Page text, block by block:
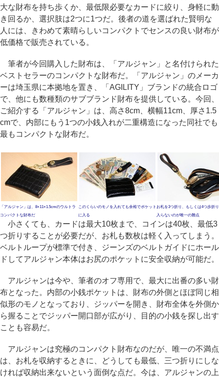
大な財布を持ち歩くか、最低限必要なカードに絞り、身軽に動
き回るか、選択肢は2つに1つだ。後者の道を選ばれた賢明な
人には、きわめて素晴らしいコンパクトでセンスの良い財布が
低価格で販売されている。
筆者が今回購入した財布は、「アルジャン」と名付けられた
ベストセラーのコンパクトな財布だ。「アルジャン」のメーカ
ーは埼玉県に本拠地を置き、「AGILITY」ブランドの統合ロゴ
で、他にも数種類のサブブランド財布を提供している。今回、
ご紹介する「アルジャン」は、高さ8cm、横幅11cm、厚さ1.5
cmで、内部にもう1つの小銭入れが二重構造になった同社でも
最もコンパクトな財布だ。
「アルジャン」は、8×11×1.5cmのウルトラ
コンパクトな財布だ
このくらいのモノを入れても余裕でポケット
に入る
お札を3つ折り、もしくは4つ歩折
入らないのが唯一の難点
小さくても、カードは最大10枚まで、コインは40枚、最低3
つ折りすることが必要だが、お札も数枚は軽く入ってしまう。
ベルトループが標準で付き、ジーンズのベルトガイドにホール
ドしてアルジャン本体はお尻のポケットに安全収納が可能だ。
アルジャンは今や、筆者のオフ専用で、最大に出番の多い財
布となった。内部の小銭ポケットは、財布の外側とほぼ同じ相
似形のモノとなっており、ジッパーを開き、財布全体を外側か
ら握ることでジッパー開口部が広がり、目的の小銭を探し出す
ことも容易だ。
アルジャンは究極のコンパクト財布なのだが、唯一の不満点
は、お札を収納するときに、どうしても最低、三つ折りにしな
ければ収納出来ないという面倒な点だ。今は、アルジャンの上